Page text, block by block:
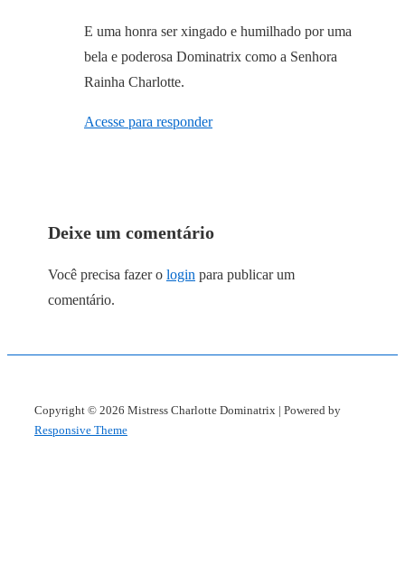
E uma honra ser xingado e humilhado por uma
bela e poderosa Dominatrix como a Senhora
Rainha Charlotte.
Acesse para responder
Deixe um comentário
Você precisa fazer o login para publicar um
comentário.
Copyright © 2026 Mistress Charlotte Dominatrix | Powered by
Responsive Theme